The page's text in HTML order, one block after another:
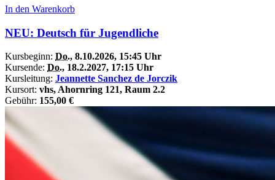
In den Warenkorb
NEU: Deutsch für Jugendliche
Kursbeginn: Do., 8.10.2026, 15:45 Uhr
Kursende: Do., 18.2.2027, 17:15 Uhr
Kursleitung: Jeannette Sanchez de Jorczik
Kursort: vhs, Ahornring 121, Raum 2.2
Gebühr: 155,00 €